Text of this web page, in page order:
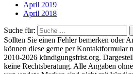
April 2019
April 2018
Suche für:
Sollten Sie einen Fehler bemerken oder
können diese gerne per Kontaktformular
2010-2026 kündigungsfrist.org.
keine Rechtsberatung. Alle Angaben